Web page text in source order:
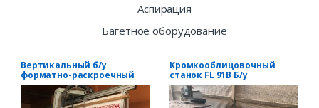
Аспирация
Багетное оборудование
Вертикальный б/у
форматно-раскроечный
станок GMC 185 Brico
Кромкооблицовочный
станок FL 91B Б/у